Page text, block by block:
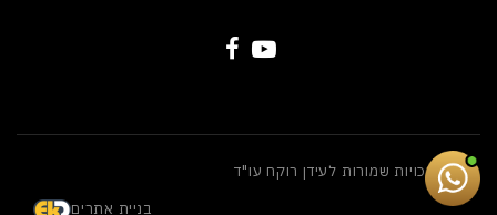
כל הזכויות שמורות לעידן רוקח עו"ד
בניית אתרים